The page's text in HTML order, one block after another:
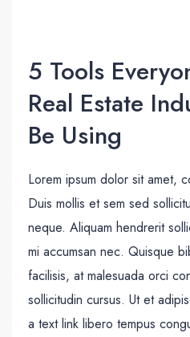
5 Tools
Real Estate
Be Using
Lorem ipsum dolor sit amet,
Duis mollis et sem sed
neque. Aliquam hendrerit
mi accumsan nec. Quisque
facilisis, at malesuada orci
sollicitudin cursus. Ut et
a text link libero tempus